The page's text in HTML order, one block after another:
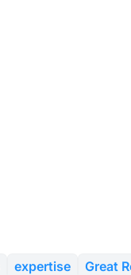
expertise Great